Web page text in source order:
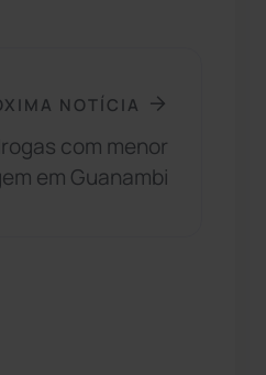
NOTÍCIA
com menor
em Guanambi